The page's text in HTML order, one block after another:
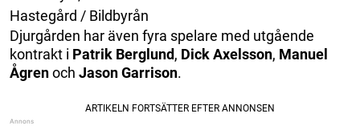
Hastegård / Bildbyrån
Djurgården har även fyra spelare med utgående
kontrakt i Patrik Berglund, DickAxelsson, Manuel
Ågrenoch JasonGarrison.